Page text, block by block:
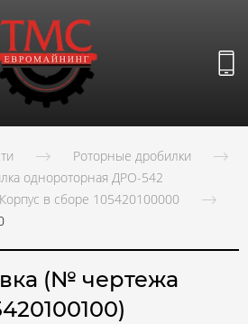
Роторные дробилки
однороторная ДРО-542
Корпус в сборе 105420100000
(№ чертежа